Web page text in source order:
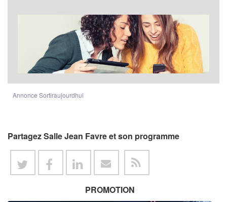
Annonce Sortiraujourdhui
Partagez Salle Jean Favre et son programme
PROMOTION